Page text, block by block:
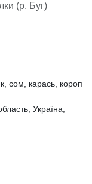
(р. Буг)
сом, карась, короп
Україна,